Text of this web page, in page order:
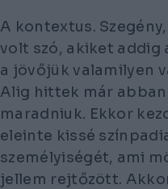
A kontextus.
volt szó, akiket addig
a jövőjük valamilyen
Alig hittek már
maradniuk. Ekkor
eleinte kissé
személyiségét, ami
jellem rejtőzött.